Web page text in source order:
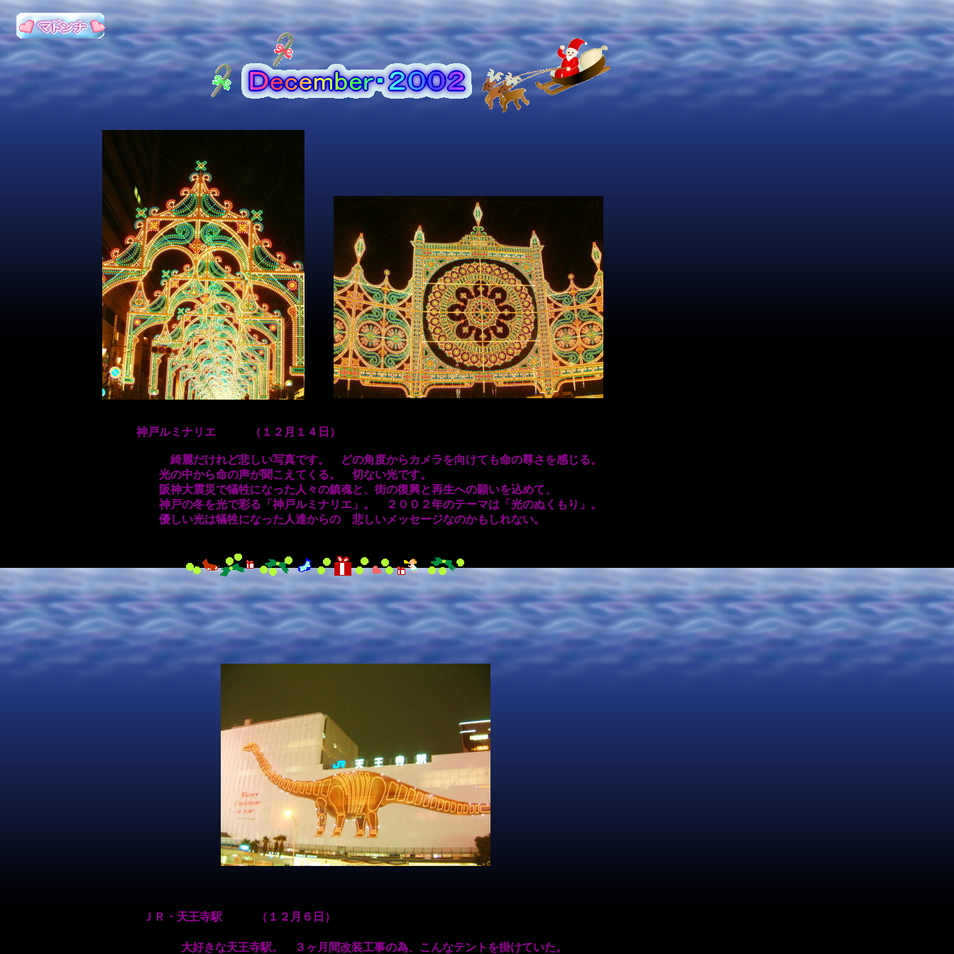
神戸ルミナリエ （１２月１４日）
綺麗だけれど悲しい写真です。 どの角度からカメラを向けても命の尊さを感じる。
光の中から命の声が聞こえてくる。 切ない光です。
阪神大震災で犠牲になった人々の鎮魂と、街の復興と再生への願いを込めて、
神戸の冬を光で彩る「神戸ルミナリエ」。 ２００２年のテーマは「光のぬくもり」。
優しい光は犠牲になった人達からの 悲しいメッセージなのかもしれない。
ＪＲ・天王寺駅 （１２月６日）
大好きな天王寺駅。 ３ヶ月間改装工事の為、こんなテントを掛けていた。